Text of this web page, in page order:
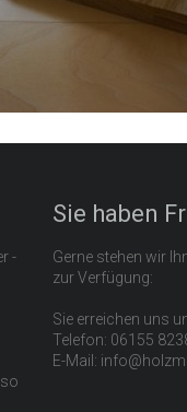
-
Sie haben
Gerne stehen wir
zur Verfügung:
Sie erreichen uns
Telefon: 06155
E-Mail: